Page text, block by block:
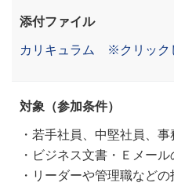
添付ファイル
カリキュラム ※クリック
対象（参加条件）
・若手社員、中堅社員、
・ビジネス文書・Ｅメー
・リーダーや管理職など